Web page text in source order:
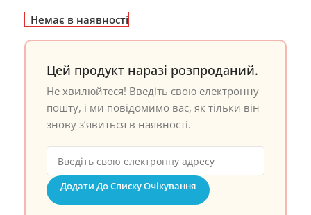
Немає в наявності
Цей продукт наразі розпроданий.
Не хвилюйтеся! Введіть свою електронну
пошту, і ми повідомимо вас, як тільки він
знову з’явиться в наявності.
Додати До Списку Очікування